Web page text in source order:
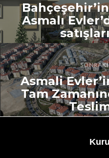
Asmalı
Asmali
Tam